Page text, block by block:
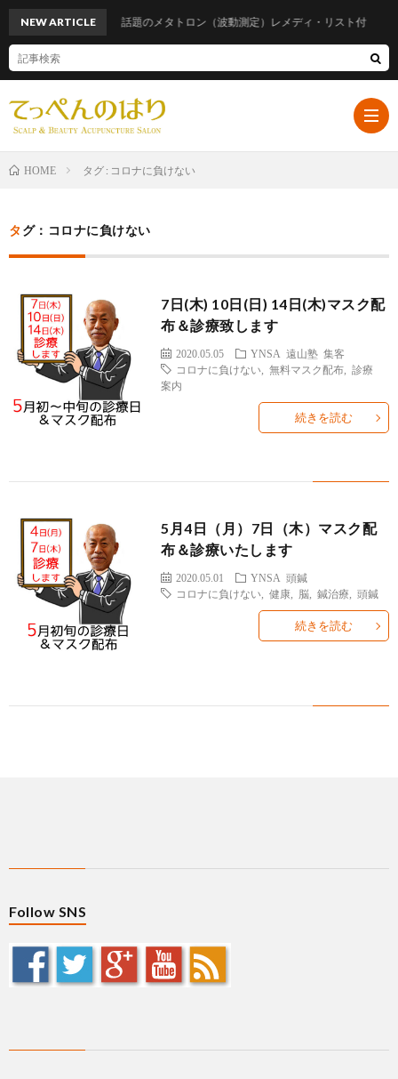
ー
ム
プ
ロ
ィ
遠
塾
ロ
院
ブ
山
集
合
NEW ARTICLE 話題のメタトロン（波動測定）レメディ・リスト付
HOME タグ : コロナに負けない
タグ：コロナに負けない
7日(木) 10日(日) 14日(木)マスク配
布＆診療致します
2020.05.05 YNSA 遠山塾 集客
コロナに負けない ,無料マスク配布 ,診療
案内
続きを読む
5月4日（月）7日（木）マスク配
布＆診療いたします
2020.05.01 YNSA
頭鍼
コロナに負けない ,健康 脳 ,鍼治療 ,頭鍼
続きを読む
Follow SNS